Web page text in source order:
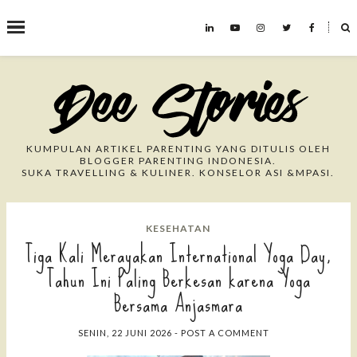
˟
Search This Blog
KUMPULAN ARTIKEL PARENTING YANG DITULIS OLEH
BLOGGER PARENTING INDONESIA.
SUKA TRAVELLING & KULINER. KONSELOR ASI &MPASI.
KESEHATAN
Tiga Kali Merayakan International Yoga Day,
Tahun Ini Paling Berkesan karena Yoga
Bersama Anjasmara
SENIN, 22 JUNI 2026- POST A COMMENT